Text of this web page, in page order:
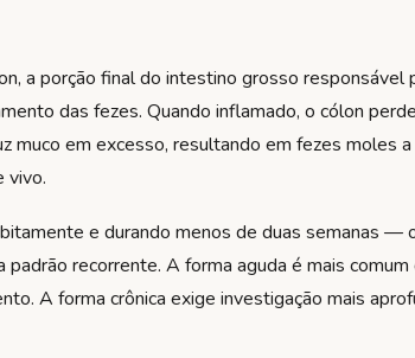
a porção final do intestino grosso responsável
das fezes. Quando inflamado, o cólon
muco em excesso, resultando em fezes moles
vivo.
e durando menos de duas semanas —
recorrente. A forma aguda é mais
A forma crônica exige investigação mais